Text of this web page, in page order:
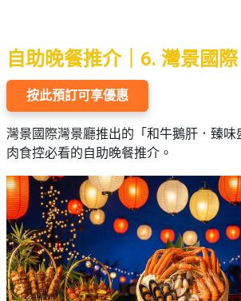
自助晚餐推介｜6. 灣景國
按此預訂可享優惠
灣景國際灣景廳推出的「和牛鵝肝．臻
肉食控必看的自助晚餐推介。